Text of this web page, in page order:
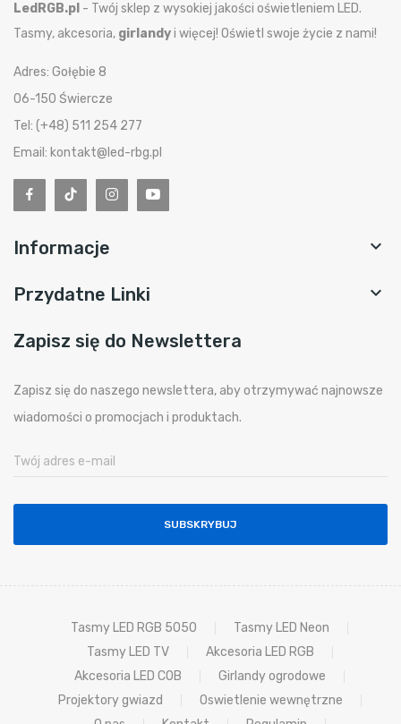
LedRGB.pl - Twój sklep z wysokiej jakości oświetleniem LED.
Tasmy, akcesoria, girlandyi więcej! Oświetl swoje życie z nami!
Adres: Gołębie 8
06-150 Świercze
Tel: (+48) 511 254 277
Email: kontakt@led-rbg.pl
Informacje 
Przydatne Linki 
Zapisz się do Newslettera
Zapisz się do naszego newslettera, aby otrzymywać najnowsze
wiadomości o promocjach i produktach.
SUBSKRYBUJ
Tasmy LED RGB 5050
Tasmy LED Neon
Tasmy LED TV
Akcesoria LED RGB
Akcesoria LED COB
Girlandy ogrodowe
Projektory gwiazd
Oswietlenie wewnętrzne